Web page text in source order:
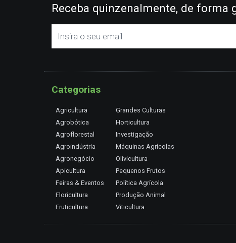
Receba quinzenalmente, de forma
Categorias
Agricultura
Agrobótica
Agroflorestal
Agroindústria
Agronegócio
Apicultura
Feiras & Eventos
Floricultura
Fruticultura
Grandes Culturas
Horticultura
Investigação
Máquinas Agrícolas
Olivicultura
Pequenos Frutos
Política Agrícola
Produção Animal
Viticultura